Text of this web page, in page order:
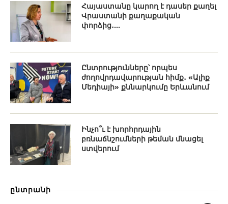
Հայաստանը կարող է դասեր քաղել
Վրաստանի քաղաքական
փորձից․...
Ընտրությունները՝ որպես
ժողովրդավարության հիմք․ «Ալիք
Մեդիայի» քննարկումը Երևանում
Ինչո՞ւ է խորհրդային
բռնաճնշումների թեման մնացել
ստվերում
ընտրանի